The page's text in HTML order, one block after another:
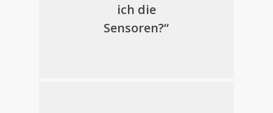
ich die
Sensoren?“